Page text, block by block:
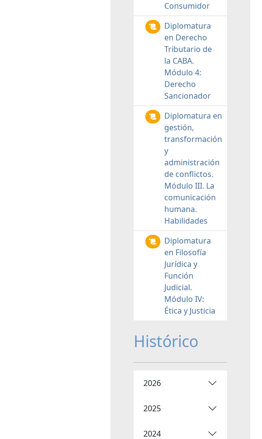
Consumidor
Diplomatura
en Derecho
Tributario de
la CABA.
Módulo 4:
Derecho
Sancionador
Diplomatura en
gestión,
transformación
y
administración
de conflictos.
Módulo III. La
comunicación
humana.
Habilidades
Diplomatura
en Filosofía
Jurídica y
Función
Judicial.
Módulo IV:
Ética y Justicia
Histórico
2026
2025
2024